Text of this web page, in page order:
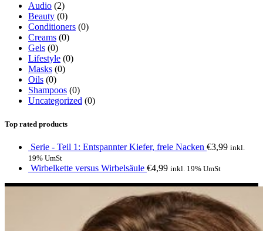
Audio (2)
Beauty (0)
Conditioners (0)
Creams (0)
Gels (0)
Lifestyle (0)
Masks (0)
Oils (0)
Shampoos (0)
Uncategorized (0)
Top rated products
Serie - Teil 1: Entspannter Kiefer, freie Nacken €3,99 inkl.
19% UmSt
Wirbelkette versus Wirbelsäule €4,99 inkl. 19% UmSt